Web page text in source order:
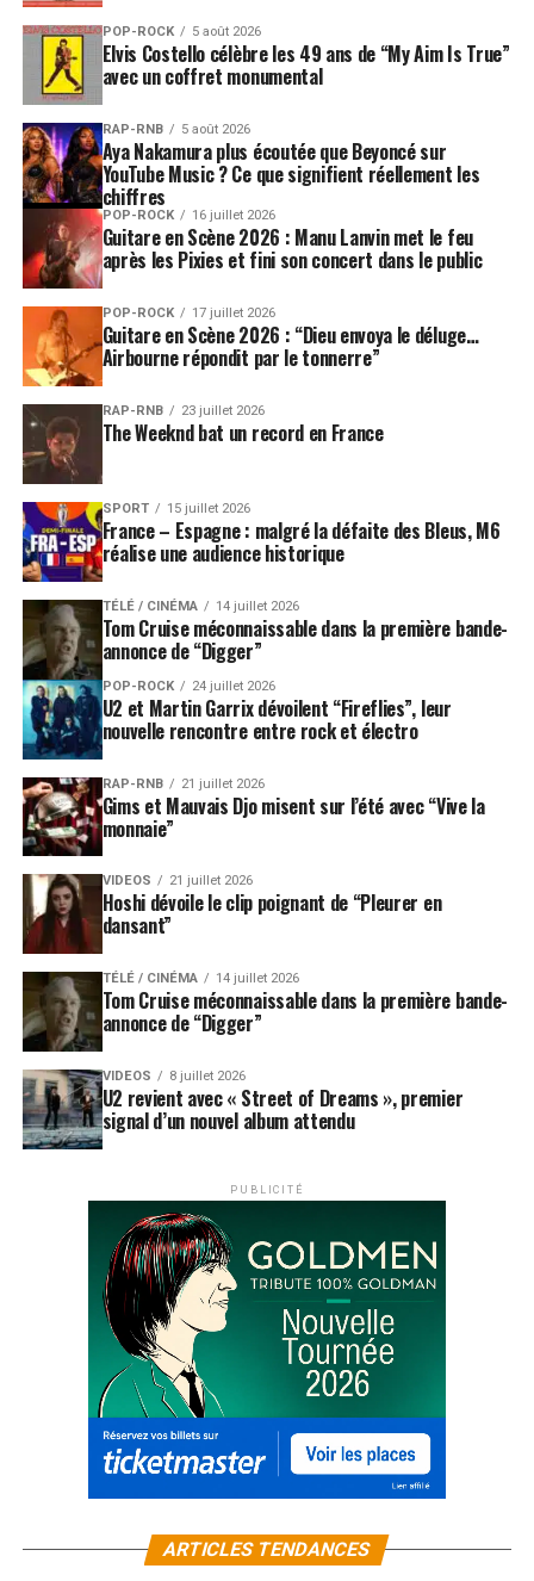
POP-ROCK 5 août 2026
Elvis Costello célèbre les 49 ans de “My Aim Is True”
avec un coffret monumental
RAP-RNB 5 août 2026
Aya Nakamura plus écoutée que Beyoncé sur
YouTube Music ? Ce que signifient réellement les
chiffres
POP-ROCK 16 juillet 2026
Guitare en Scène 2026 : Manu Lanvin met le feu
après les Pixies et fini son concert dans le public
POP-ROCK 17 juillet 2026
Guitare en Scène 2026 : “Dieu envoya le déluge…
Airbourne répondit par le tonnerre”
RAP-RNB 23 juillet 2026
The Weeknd bat un record en France
SPORT 15 juillet 2026
France – Espagne : malgré la défaite des Bleus, M6
réalise une audience historique
TÉLÉ / CINÉMA 14 juillet 2026
Tom Cruise méconnaissable dans la première bande-
annonce de “Digger”
POP-ROCK 24 juillet 2026
U2 et Martin Garrix dévoilent “Fireflies”, leur
nouvelle rencontre entre rock et électro
RAP-RNB 21 juillet 2026
Gims et Mauvais Djo misent sur l’été avec “Vive la
monnaie”
VIDEOS 21 juillet 2026
Hoshi dévoile le clip poignant de “Pleurer en
dansant”
TÉLÉ / CINÉMA 14 juillet 2026
Tom Cruise méconnaissable dans la première bande-
annonce de “Digger”
VIDEOS 8 juillet 2026
U2 revient avec « Street of Dreams », premier
signal d’un nouvel album attendu
PUBLICITÉ
ARTICLES TENDANCES